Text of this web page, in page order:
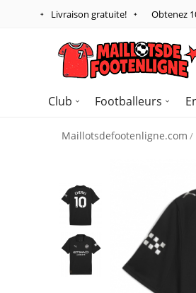
Livraison gratuite! Obtenez
Club Footballeurs
Maillotsdefootenligne.com